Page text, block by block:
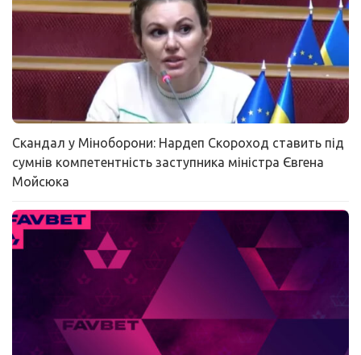
Скандал у Міноборони: Нардеп Скороход ставить під
сумнів компетентність заступника міністра Євгена
Мойсюка